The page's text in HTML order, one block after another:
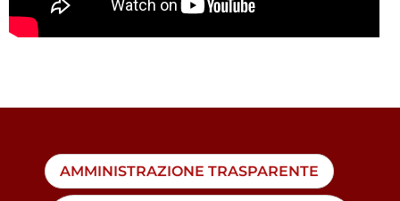
AMMINISTRAZIONE TRASPARENTE